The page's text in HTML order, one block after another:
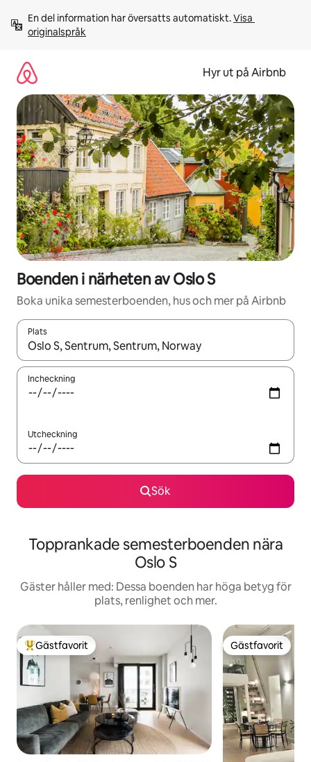
innehåll
En del information har översatts automatiskt. Visa
originalspråk
Hyr ut på Airbnb
Boenden i närheten av Oslo S
Boka unika semesterboenden, hus och mer på Airbnb
Plats
När resultaten är tillgängliga kan du navigera med upp- och
Incheckning
Utcheckning
Sök
Topprankade semesterboenden nära
Oslo S
Gäster håller med: Dessa boenden har höga betyg för
plats, renlighet och mer.
Populär gästfavorit
Gästfavorit Gästfavorit
Gästfavorit